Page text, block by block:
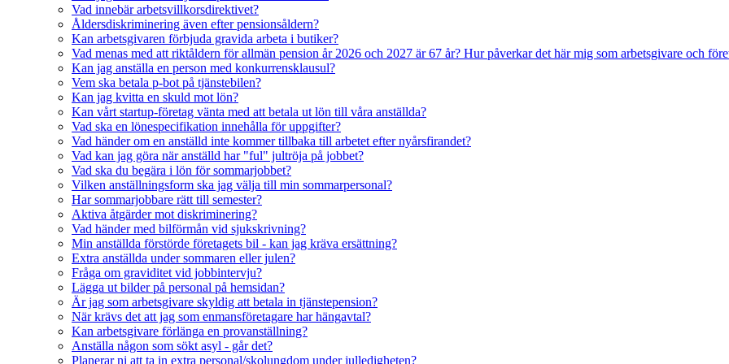
Vad innebär arbetsvillkorsdirektivet?
Åldersdiskriminering även efter pensionsåldern?
Kan arbetsgivaren förbjuda gravida arbeta i butiker?
Vad menas med att riktåldern för allmän pension år 2026 och 2027 är 67 år? Hur påverkar det här mig som arbetsgivare och
Kan jag anställa en person med konkurrensklausul?
Vem ska betala p-bot på tjänstebilen?
Kan jag kvitta en skuld mot lön?
Kan vårt startup-företag vänta med att betala ut lön till våra anställda?
Vad ska en lönespecifikation innehålla för uppgifter?
Vad händer om en anställd inte kommer tillbaka till arbetet efter nyårsfirandet?
Vad kan jag göra när anställd har "ful" jultröja på jobbet?
Vad ska du begära i lön för sommarjobbet?
Vilken anställningsform ska jag välja till min sommarpersonal?
Har sommarjobbare rätt till semester?
Aktiva åtgärder mot diskriminering?
Vad händer med bilförmån vid sjukskrivning?
Min anställda förstörde företagets bil - kan jag kräva ersättning?
Extra anställda under sommaren eller julen?
Fråga om graviditet vid jobbintervju?
Lägga ut bilder på personal på hemsidan?
Är jag som arbetsgivare skyldig att betala in tjänstepension?
När krävs det att jag som enmansföretagare har hängavtal?
Kan arbetsgivare förlänga en provanställning?
Anställa någon som sökt asyl - går det?
Planerar ni att ta in extra personal/skolungdom under julledigheten?